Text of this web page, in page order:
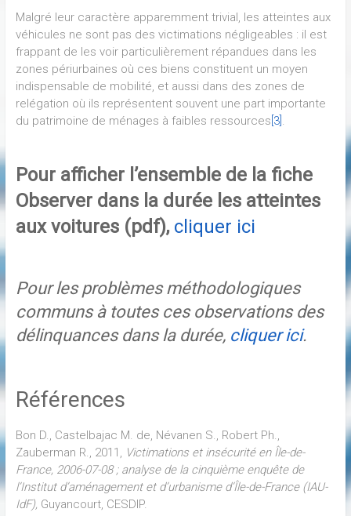
Malgré leur caractère apparemment trivial, les atteintes aux
véhicules ne sont pas des victimations négligeables : il est
frappant de les voir particulièrement répandues dans les
zones périurbaines où ces biens constituent un moyen
indispensable de mobilité, et aussi dans des zones de
relégation où ils représentent souvent une part importante
du patrimoine de ménages à faibles ressources [3]
Pour afficher l’ensemble de la fiche
Observer dans la durée les atteintes
aux voitures (pdf), cliquer ici
Pour les problèmes méthodologiques
communs à toutes ces observations des
délinquances dans la durée, cliquer ici.
Références
Bon D., Castelbajac M. de, Névanen S., Robert Ph.,
Zauberman R., 2011,
Victimations et insécurité en Île-de-
France, 2006-07-08 ; analyse de la cinquième enquête de
l’Institut d’aménagement et d’urbanisme d’Île-de-France (IAU-
IdF), Guyancourt, CESDIP.